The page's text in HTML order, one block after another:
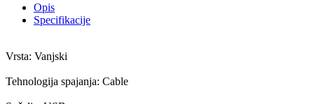
Opis
Specifikacije
Vrsta: Vanjski
Tehnologija spajanja: Cable